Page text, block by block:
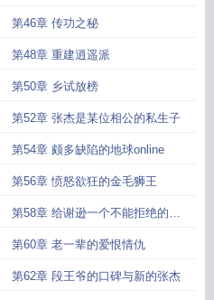
第46章 传功之秘
第48章 重建逍遥派
第50章 乡试放榜
第52章 张杰是某位相公的私生子
第54章 颇多缺陷的地球online
第56章 愤怒欲狂的金毛狮王
第58章 给谢逊一个不能拒绝的条
件
第60章 老一辈的爱恨情仇
第62章 段王爷的口碑与新的张杰